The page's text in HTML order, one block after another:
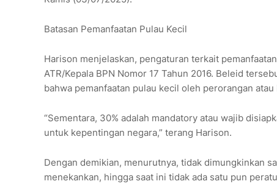
Batasan Pemanfaatan Pulau Kecil
Harison menjelaskan, pengaturan terkait
ATR/Kepala BPN Nomor 17 Tahun 2016. Beleid
bahwa pemanfaatan pulau kecil oleh perorangan
“Sementara, 30% adalah mandatory atau wajib
untuk kepentingan negara,” terang Harison.
Dengan demikian, menurutnya, tidak dimungkinkan
menekankan, hingga saat ini tidak ada satu pun